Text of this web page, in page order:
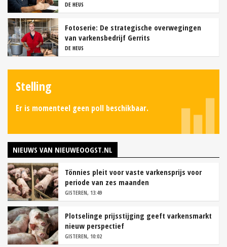
DE HEUS
Fotoserie: De strategische overwegingen
van varkensbedrijf Gerrits
DE HEUS
Stelling
Er is momenteel geen poll beschikbaar.
NIEUWS VAN NIEUWEOOGST.NL
Tönnies pleit voor vaste varkensprijs voor
periode van zes maanden
GISTEREN, 13:49
Plotselinge prijsstijging geeft varkensmarkt
nieuw perspectief
GISTEREN, 10:02